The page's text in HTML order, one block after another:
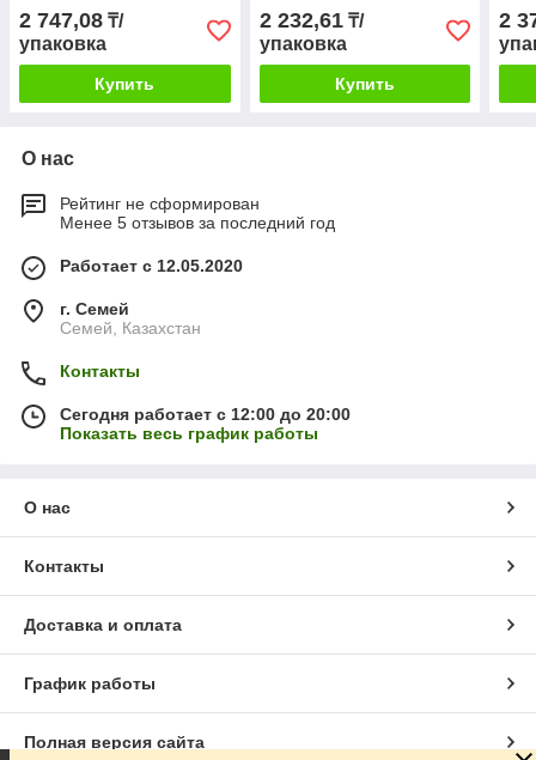
2 747,08 ₸/
упаковка
Купить
2 232,61₸/
упаковка
Купить
2
О нас
Рейтинг не сформирован
Менее 5 отзывов за последний год
Работает с 12.05.2020
г. Семей
Семей, Казахстан
Контакты
Сегодня работает с 12:00 до 20:00
Показать весь график работы
О нас
Контакты
Доставка и оплата
График работы
Полная версия сайта